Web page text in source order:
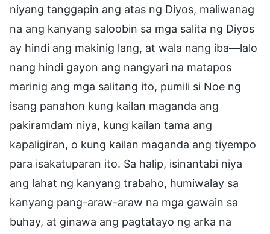
niyang tanggapin ang atas ng Diyos, maliwanag
na ang kanyang saloobin sa mga salita ng Diyos
ay hindi ang makinig lang, at wala nang iba—lalo
nang hindi gayon ang nangyari na matapos
marinig ang mga salitang ito, pumili si Noe ng
isang panahon kung kailan maganda ang
pakiramdam niya, kung kailan tama ang
kapaligiran, o kung kailan maganda ang tiyempo
para isakatuparan ito. Sa halip, isinantabi niya
ang lahat ng kanyang trabaho, humiwalay sa
kanyang pang-araw-araw na mga gawain sa
buhay, at ginawa ang pagtatayo ng arka na